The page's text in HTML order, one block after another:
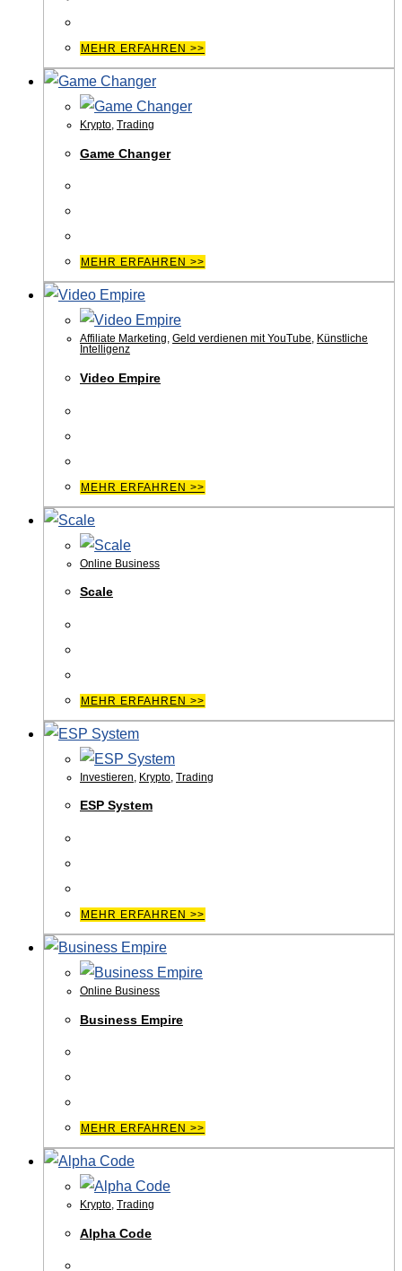
MEHR ERFAHREN >>
Krypto, Trading
Game Changer
MEHR ERFAHREN >>
Affiliate Marketing, Geld verdienen mit YouTube, Künstliche
Intelligenz
Video Empire
MEHR ERFAHREN >>
Online Business
Scale
MEHR ERFAHREN >>
Investieren Krypto Trading
ESP System
MEHR ERFAHREN >>
Online Business
Business Empire
MEHR ERFAHREN >>
Krypto, Trading
Alpha Code